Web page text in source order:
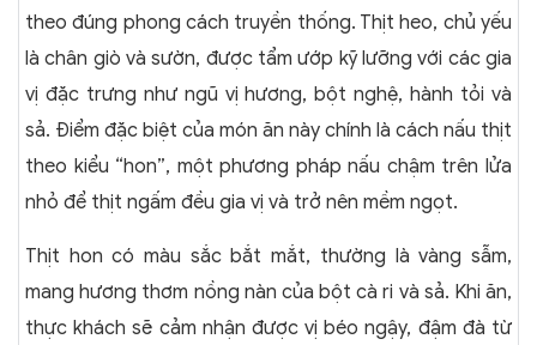
theo đúng phong cách truyền thống. Thịt heo, chủ yếu
là chân giò và sườn, được tẩm ướp kỹ lưỡng với các gia
vị đặc trưng như ngũ vị hương, bột nghệ, hành tỏi và
sả. Điểm đặc biệt của món ăn này chính là cách nấu thịt
theo kiểu “hon”, một phương pháp nấu chậm trên lửa
nhỏ để thịt ngấm đều gia vị và trở nên mềm ngọt.
Thịt hon có màu sắc bắt mắt, thường là vàng sẫm,
mang hương thơm nồng nàn của bột cà ri và sả. Khi ăn,
thực khách sẽ cảm nhận được vị béo ngậy, đậm đà từ